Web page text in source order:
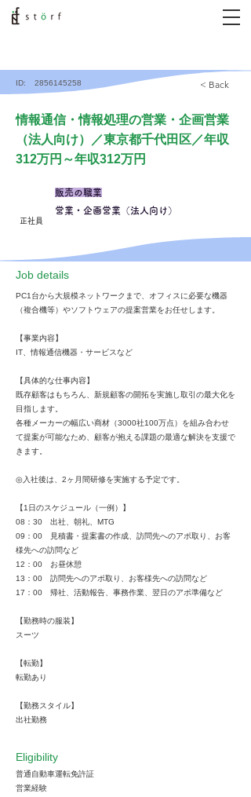
ID: 2856145258 < Back
情報通信・情報処理の営業・企画営業
（法人向け）／東京都千代田区／年収
312万円～年収312万円
正社員
販売の職業
営業・企画営業（法人向け）
​Job details
PC1台から大規模ネットワークまで、オフィスに必要な機器
（複合機等）やソフトウェアの提案営業をお任せします。
【事業内容】
IT、情報通信機器・サービスなど
【具体的な仕事内容】
既存顧客はもちろん、新規顧客の開拓を実施し取引の最大化を
目指します。
各種メーカーの幅広い商材（3000社100万点）を組み合わせ
て提案が可能なため、顧客が抱える課題の最適な解決を支援で
きます。
◎入社後は、2ヶ月間研修を実施する予定です。
【1日のスケジュール（一例）】
08：30 出社、朝礼、MTG
09：00 見積書・提案書の作成、訪問先へのアポ取り、お客
様先への訪問など
12：00 お昼休憩
13：00 訪問先へのアポ取り、お客様先への訪問など
17：00 帰社、活動報告、事務作業、翌日のアポ準備など
【勤務時の服装】
スーツ
【転勤】
転勤あり
【勤務スタイル】
出社勤務
Eligibility
普通自動車運転免許証
営業経験